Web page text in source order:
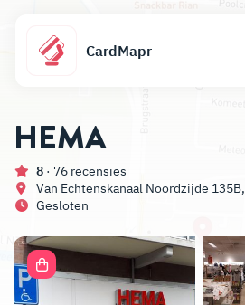
CardMapr
HEMA
8 · 76 recensies
Van Echtenskanaal Noordzijde 135B,
Gesloten